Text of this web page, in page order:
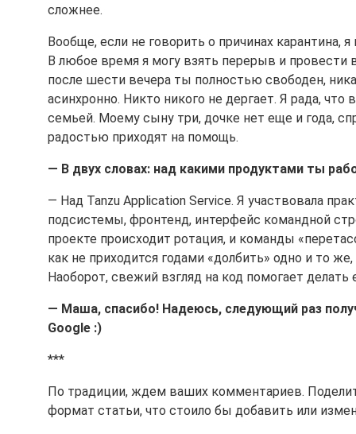
сложнее.
Вообще, если не говорить о причинах
В любое время я могу взять перерыв и
после шести вечера ты полностью свободен,
асинхронно. Никто никого не дергает. Я рада,
семьей. Моему сыну три, дочке нет еще и года,
радостью приходят на помощь.
— В двух словах: над какими продуктами ты
— Над Tanzu Application Service. Я участвовала
подсистемы, фронтенд, интерфейс командной
проекте происходит ротация, и команды
как не приходится годами «долбить» одно и то
Наоборот, свежий взгляд на код помогает делать
— Маша, спасибо! Надеюсь, следующий раз
Google :)
***
По традиции, ждем ваших комментариев.
формат статьи, что стоило бы добавить или